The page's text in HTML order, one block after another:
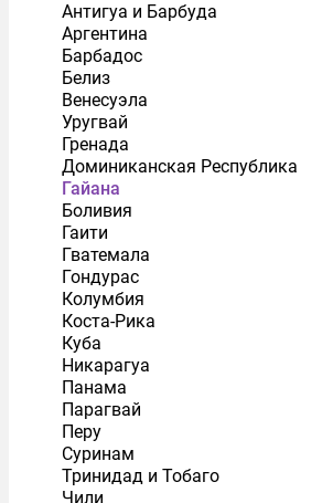
Антигуа и Барбуда
Аргентина
Барбадос
Белиз
Венесуэла
Уругвай
Гренада
Доминиканская Республика
Гайана
Боливия
Гаити
Гватемала
Гондурас
Колумбия
Коста-Рика
Куба
Никарагуа
Панама
Парагвай
Перу
Суринам
Тринидад и Тобаго
Чили